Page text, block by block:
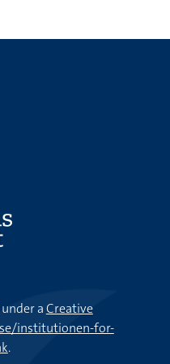
aCreative
institutionen-for-
.